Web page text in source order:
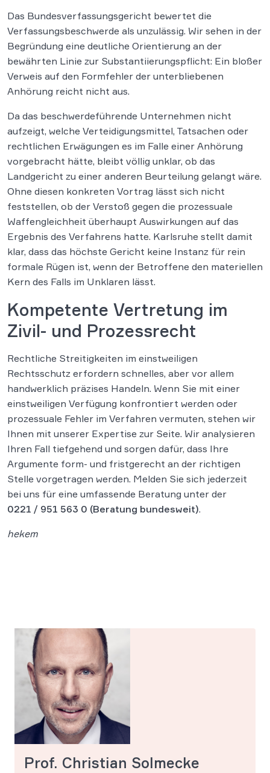
Das Bundesverfassungsgericht bewertet die
Verfassungsbeschwerde als unzulässig. Wir sehen in der
Begründung eine deutliche Orientierung an der
bewährten Linie zur Substantiierungspflicht: Ein bloßer
Verweis auf den Formfehler der unterbliebenen
Anhörung reicht nicht aus.
Da das beschwerdeführende Unternehmen nicht
aufzeigt, welche Verteidigungsmittel, Tatsachen oder
rechtlichen Erwägungen es im Falle einer Anhörung
vorgebracht hätte, bleibt völlig unklar, ob das
Landgericht zu einer anderen Beurteilung gelangt wäre.
Ohne diesen konkreten Vortrag lässt sich nicht
feststellen, ob der Verstoß gegen die prozessuale
Waffengleichheit überhaupt Auswirkungen auf das
Ergebnis des Verfahrens hatte. Karlsruhe stellt damit
klar, dass das höchste Gericht keine Instanz für rein
formale Rügen ist, wenn der Betroffene den materiellen
Kern des Falls im Unklaren lässt.
Kompetente Vertretung im
Zivil- und Prozessrecht
Rechtliche Streitigkeiten im einstweiligen
Rechtsschutz erfordern schnelles, aber vor allem
handwerklich präzises Handeln. Wenn Sie mit einer
einstweiligen Verfügung konfrontiert werden oder
prozessuale Fehler im Verfahren vermuten, stehen wir
Ihnen mit unserer Expertise zur Seite. Wir analysieren
Ihren Fall tiefgehend und sorgen dafür, dass Ihre
Argumente form- und fristgerecht an der richtigen
Stelle vorgetragen werden. Melden Sie sich jederzeit
bei uns für eine umfassende Beratung unter der
0221 / 951 563 0 (Beratung bundesweit).
hekem
Prof. Christian Solmecke